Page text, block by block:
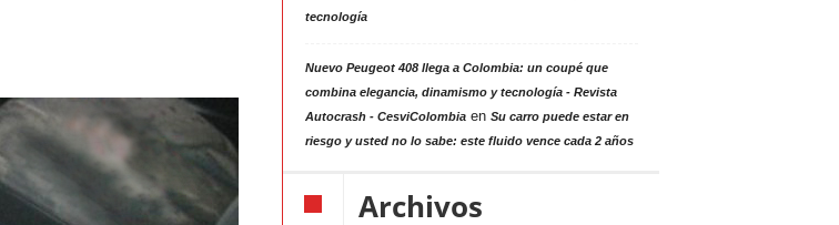
tecnología
Nuevo Peugeot 408 llega a Colombia: un coupé que
combina elegancia, dinamismo y tecnología - Revista
Autocrash - CesviColombiaen Su carro puede estar en
riesgo y usted no lo sabe: este fluido vence cada 2 años
Archivos